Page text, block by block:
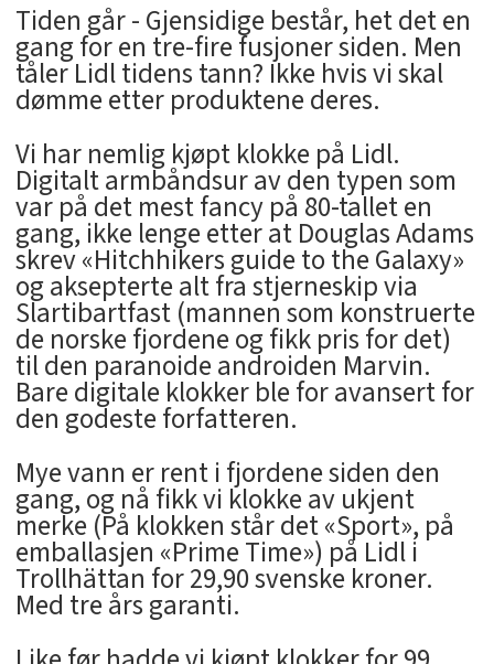
Tiden går - Gjensidige består, het det en
gang for en tre-fire fusjoner siden. Men
tåler Lidl tidens tann? Ikke hvis vi skal
dømme etter produktene deres.
Vi har nemlig kjøpt klokke på Lidl.
Digitalt armbåndsur av den typen som
var på det mest fancy på 80-tallet en
gang, ikke lenge etter at Douglas Adams
skrev «Hitchhikers guide to the Galaxy»
og aksepterte alt fra stjerneskip via
Slartibartfast (mannen som konstruerte
de norske fjordene og fikk pris for det)
til den paranoide androiden Marvin.
Bare digitale klokker ble for avansert for
den godeste forfatteren.
Mye vann er rent i fjordene siden den
gang, og nå fikk vi klokke av ukjent
merke (På klokken står det «Sport», på
emballasjen «Prime Time») på Lidl i
Trollhättan for 29,90 svenske kroner.
Med tre års garanti.